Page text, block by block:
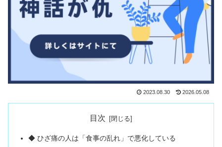
2023.08.30 2026.05.08
目次
◆ ひざ痛の人は「食事の乱れ」で悪化している